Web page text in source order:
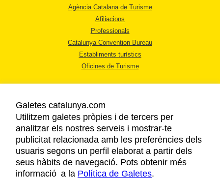
Agència Catalana de Turisme
Afiliacions
Professionals
Catalunya Convention Bureau
Establiments turístics
Oficines de Turisme
AVÍS LEGAL
POLÍTICA DE PRIVACITAT
COOKIES
ACCESSIBILITAT
Galetes catalunya.com
Utilitzem galetes pròpies i de tercers per
analitzar els nostres serveis i mostrar-te
publicitat relacionada amb les preferències dels
usuaris segons un perfil elaborat a partir dels
seus hàbits de navegació. Pots obtenir més
informació a la Política de Galetes.